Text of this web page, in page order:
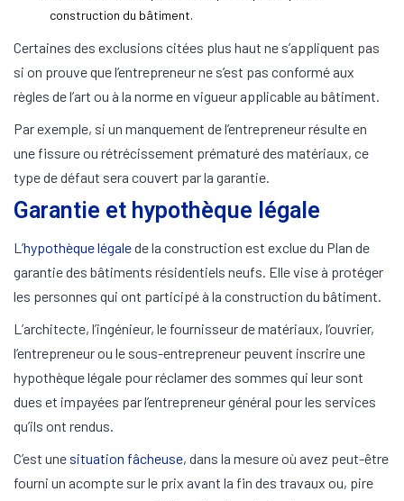
construction du bâtiment.
Certaines des exclusions citées plus haut ne s’appliquent pas
si on prouve que l’entrepreneur ne s’est pas conformé aux
règles de l’art ou à la norme en vigueur applicable au bâtiment.
Par exemple, si un manquement de l’entrepreneur résulte en
une fissure ou rétrécissement prématuré des matériaux, ce
type de défaut sera couvert par la garantie.
Garantie et hypothèque légale
L’hypothèque légalede la construction est exclue du Plan de
garantie des bâtiments résidentiels neufs. Elle vise à protéger
les personnes qui ont participé à la construction du bâtiment.
L’architecte, l’ingénieur, le fournisseur de matériaux, l’ouvrier,
l’entrepreneur ou le sous-entrepreneur peuvent inscrire une
hypothèque légale pour réclamer des sommes qui leur sont
dues et impayées par l’entrepreneur général pour les services
qu’ils ont rendus.
C’est une situation fâcheuse, dans la mesure où avez peut-être
fourni un acompte sur le prix avant la fin des travaux ou, pire